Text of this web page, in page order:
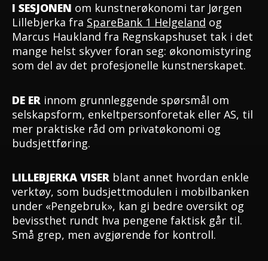
I SESJONEN om kunstnerøkonomi tar Jørgen
Lillebjerka fra SpareBank 1 Helgeland og
Marcus Haukland fra Regnskapshuset tak i det
mange helst skyver foran seg: økonomistyring
som del av det profesjonelle kunstnerskapet.
DE ER innom grunnleggende spørsmål om
selskapsform, enkeltpersonforetak eller AS, til
mer praktiske råd om privatøkonomi og
budsjettføring.
LILLEBJERKA VISER blant annet hvordan enkle
verktøy, som budsjettmodulen i mobilbanken
under «Pengebruk», kan gi bedre oversikt og
bevissthet rundt hva pengene faktisk går til.
Små grep, men avgjørende for kontroll.